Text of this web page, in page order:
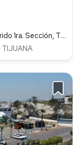
Carretera Libre Tecate Tijuana 1256, El Florido 1ra. Sección, Tijuana
TIJUANA